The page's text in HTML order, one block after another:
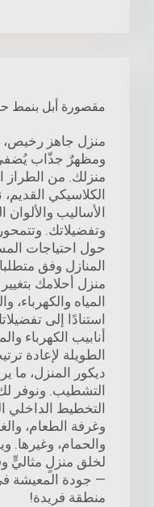
مقصورة أبل بنمط
منزل جاهز رخيص،
ومظهرٌ جذّاب
منزلك. من الطراز
الكلاسيكي
الأساليب
وتفضيلاتك.
حول احتياجات
المنازل وفق
منزل أحلامك
المياه
استنادًا إلى
أنابيب الكهرباء
الطويلة لإعادة
ديكور المنزل، ما
التشطيب. ونوفر
التخطيط الداخلي
وغرفة الطعام،
والحمام، وغيرها.
لخلق منزلٍ مثاليٍّ
— جودة المعيشة
منطقة فريدة!